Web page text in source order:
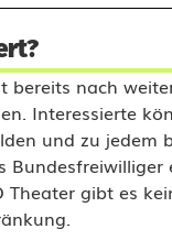
bereits nach
Interessierte
und zu jedem
Bundesfreiwilliger
Theater gibt es